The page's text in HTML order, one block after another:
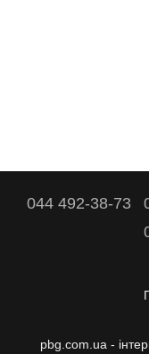
044 492-38-73
pbg.com.ua -